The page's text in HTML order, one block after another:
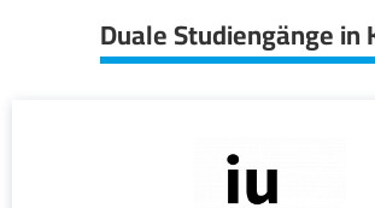
Duale Studiengänge in